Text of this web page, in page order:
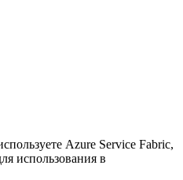
Azure Service Fabric,
использования в